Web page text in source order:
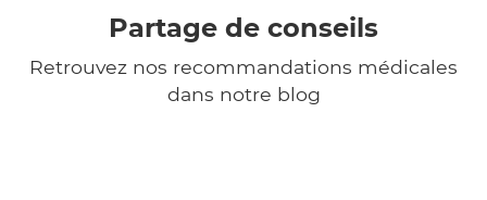
Partage de conseils
Retrouvez nos recommandations médicales
dans notre blog